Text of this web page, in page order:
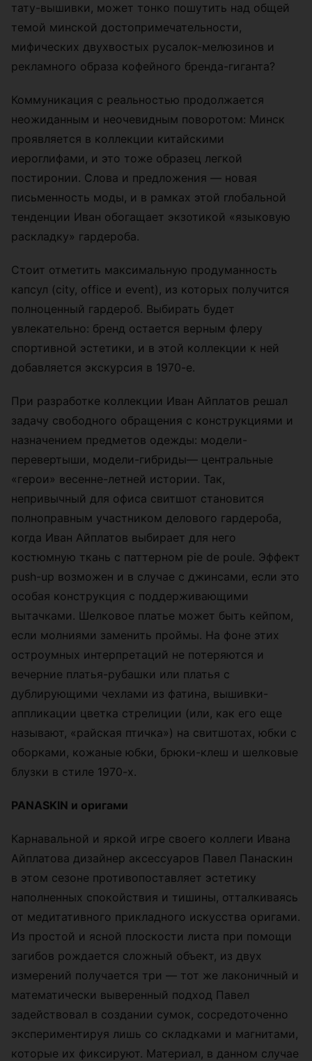
тату-вышивки, может тонко пошутить над общей
темой минской достопримечательности,
мифических двухвостых русалок-мелюзинов и
рекламного образа кофейного бренда-гиганта?
Коммуникация с реальностью продолжается
неожиданным и неочевидным поворотом: Минск
проявляется в коллекции китайскими
иероглифами, и это тоже образец легкой
постиронии. Слова и предложения — новая
письменность моды, и в рамках этой глобальной
тенденции Иван обогащает экзотикой «языковую
раскладку» гардероба.
Стоит отметить максимальную продуманность
капсул (city, office и event), из которых получится
полноценный гардероб. Выбирать будет
увлекательно: бренд остается верным флеру
спортивной эстетики, и в этой коллекции к ней
добавляется экскурсия в 1970-е.
При разработке коллекции Иван Айплатов решал
задачу свободного обращения с конструкциями и
назначением предметов одежды: модели-
перевертыши, модели-гибриды— центральные
«герои» весенне-летней истории. Так,
непривычный для офиса свитшот становится
полноправным участником делового гардероба,
когда Иван Айплатов выбирает для него
костюмную ткань с паттерном pie de poule. Эффект
push-up возможен и в случае с джинсами, если это
особая конструкция с поддерживающими
вытачками. Шелковое платье может быть кейпом,
если молниями заменить проймы. На фоне этих
остроумных интерпретаций не потеряются и
вечерние платья-рубашки или платья с
дублирующими чехлами из фатина, вышивки-
аппликации цветка стрелиции (или, как его еще
называют, «райская птичка») на свитшотах, юбки с
оборками, кожаные юбки, брюки-клеш и шелковые
блузки в стиле 1970-х.
PANASKIN и оригами
Карнавальной и яркой игре своего коллеги Ивана
Айплатова дизайнер аксессуаров Павел Панаскин
в этом сезоне противопоставляет эстетику
наполненных спокойствия и тишины, отталкиваясь
от медитативного прикладного искусства оригами.
Из простой и ясной плоскости листа при помощи
загибов рождается сложный объект, из двух
измерений получается три — тот же лаконичный и
математически выверенный подход Павел
задействовал в создании сумок, сосредоточенно
экспериментируя лишь со складками и магнитами,
которые их фиксируют. Материал, в данном случае